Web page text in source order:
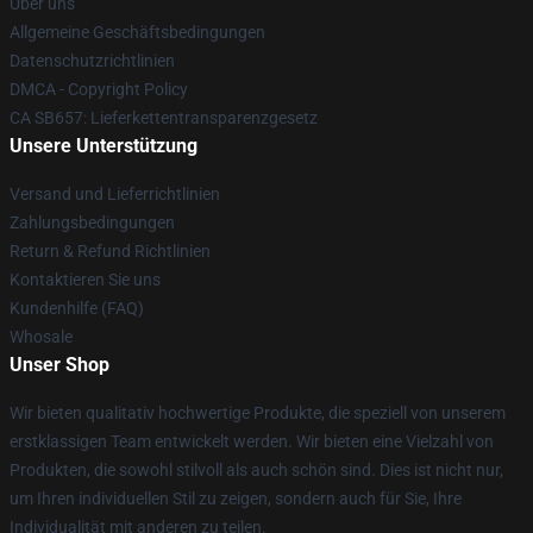
Allgemeine Geschäftsbedingungen
Datenschutzrichtlinien
DMCA - Copyright Policy
CA SB657: Lieferkettentransparenzgesetz
Unsere Unterstützung
Versand und Lieferrichtlinien
Zahlungsbedingungen
Return & Refund Richtlinien
Kontaktieren Sie uns
Kundenhilfe (FAQ)
Whosale
Unser Shop
Wir bieten qualitativ hochwertige Produkte, die speziell von unserem
erstklassigen Team entwickelt werden. Wir bieten eine Vielzahl von
Produkten, die sowohl stilvoll als auch schön sind. Dies ist nicht nur,
um Ihren individuellen Stil zu zeigen, sondern auch für Sie, Ihre
Individualität mit anderen zu teilen.